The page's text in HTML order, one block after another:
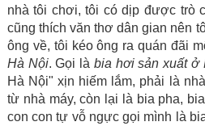
nhà tôi chơi, tôi có dịp được trò
cũng thích văn thơ dân gian nên
ông về, tôi kéo ông ra quán đãi
Hà Nội. Gọi là bia hơi sản xuất ở
Hà Nội" xịn hiếm lắm, phải là
từ nhà máy, còn lại là bia pha,
con con tự vỗ ngực gọi mình là